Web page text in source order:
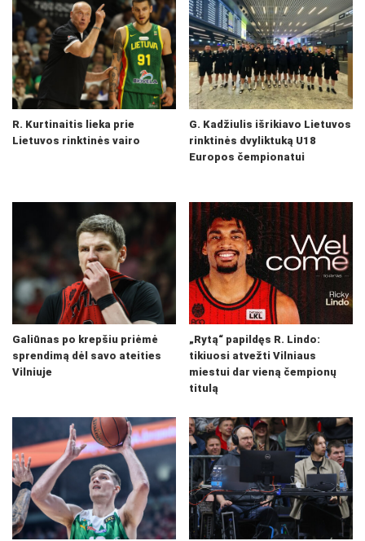
R. Kurtinaitis lieka prie
Lietuvos rinktinės vairo
G. Kadžiulis išrikiavo Lietuvos
rinktinės dvyliktuką U18
Europos čempionatui
Galiūnas po krepšiu priėmė
sprendimą dėl savo ateities
Vilniuje
„Rytą“ papildęs R. Lindo:
tikiuosi atvežti Vilniaus
miestui dar vieną čempionų
titulą